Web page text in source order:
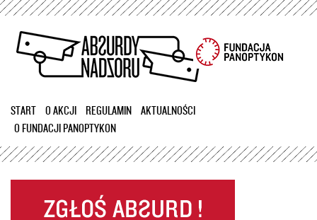
Przejdź
treści
START O AKCJI REGULAMIN
AKTUALNOŚCI
O FUNDACJI PANOPTYKON